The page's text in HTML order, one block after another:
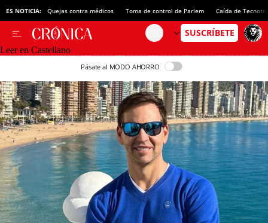
ES NOTICIA: Quejas contra médicos Toma de control de Parlem Caída de
Leer en Castellano
Pásate al MODO AHORRO